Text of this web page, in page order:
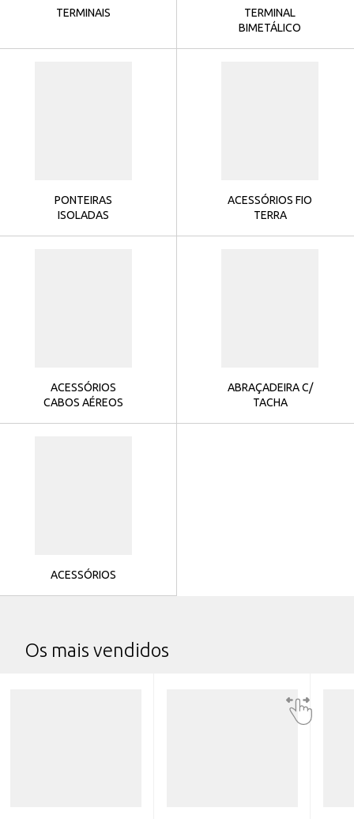
TERMINAIS
TERMINAL
BIMETÁLICO
PONTEIRAS
ISOLADAS
ACESSÓRIOS FIO
TERRA
ACESSÓRIOS
CABOS AÉREOS
ABRAÇADEIRA C/
TACHA
ACESSÓRIOS
Os mais vendidos